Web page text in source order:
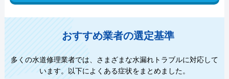
おすすめ業者の選定基準
多くの水道修理業者では、さまざまな水漏れトラブルに対応して
います。以下によくある症状をまとめました。